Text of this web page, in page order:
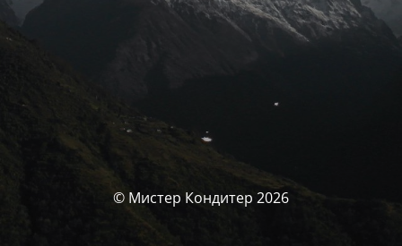
© Мистер Кондитер 2026